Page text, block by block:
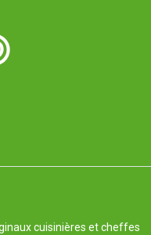
cuisinières et cheffes